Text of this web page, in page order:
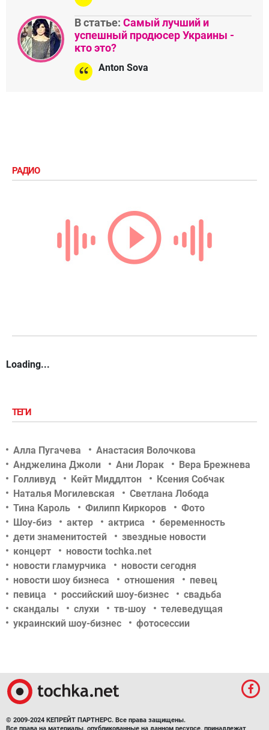
В статье: Самый лучший и
успешный продюсер Украины -
кто это?
Anton Sova
РАДИО
Loading...
ТЕГИ
Алла Пугачева
Анастасия Волочкова
Анджелина Джоли
Ани Лорак
Вера Брежнева
Голливуд
Кейт Миддлтон
Ксения Собчак
Наталья Могилевская
Светлана Лобода
Тина Кароль
Филипп Киркоров
Фото
Шоу-биз
актер актриса
беременность
дети знаменитостей
звездные новости
концерт
новости tochka.net
новости гламурчика
новости сегодня
новости шоу бизнеса
отношения
певец
певица
российский шоу-бизнес
свадьба
скандалы
слухи тв-шоу
телеведущая
украинский шоу-бизнес
фотосессии
© 2009-2024 КЕПРЕЙТ ПАРТНЕРС. Все права защищены.
Все права на материалы, опубликованные на данном ресурсе, принадлежат